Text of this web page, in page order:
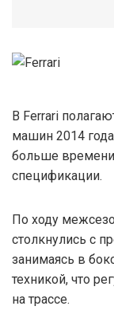
В Ferrari
машин 2014
больше
спецификации.
По ходу
столкнулись с
занимаясь в
техникой, что
на трассе.